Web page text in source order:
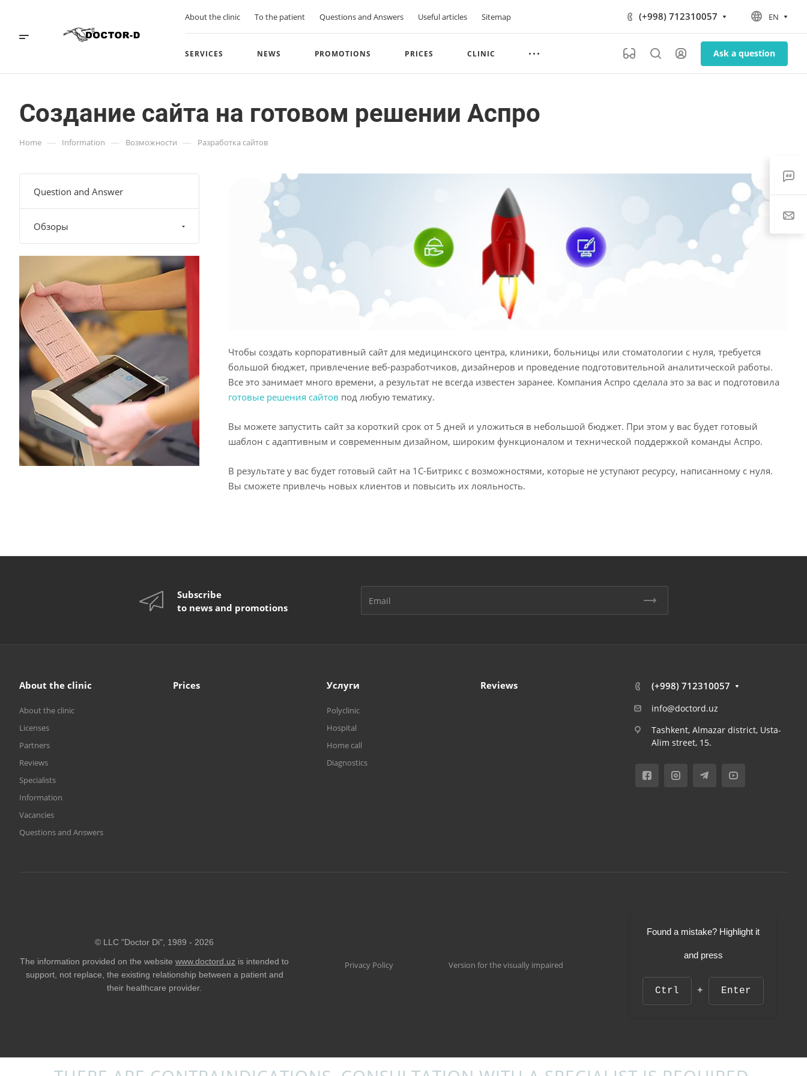
About the clinic To the patient Questions and Answers Useful articles Sitemap (+998) 712310057 EN
SERVICES NEWS PROMOTIONS PRICES CLINIC Ask a question
Создание сайта на готовом решении Аспро
Home — Information — Возможности — Разработка сайтов
Чтобы создать корпоративный сайт для медицинского центра, клиники, больницы или стоматологии с нуля, требуется
большой бюджет, привлечение веб-разработчиков, дизайнеров и проведение подготовительной аналитической работы.
Все это занимает много времени, а результат не всегда известен заранее. Компания Аспро сделала это за вас и подготовила
готовые решения сайтов под любую тематику.
Вы можете запустить сайт за короткий срок от 5 дней и уложиться в небольшой бюджет. При этом у вас будет готовый
шаблон с адаптивным и современным дизайном, широким функционалом и технической поддержкой команды Аспро.
В результате у вас будет готовый сайт на 1С-Битрикс с возможностями, которые не уступают ресурсу, написанному с нуля.
Вы сможете привлечь новых клиентов и повысить их лояльность.
Question and Answer
Обзоры
Subscribe
to news and promotions
About the clinic
About the clinic
Licenses
Partners
Reviews
Specialists
Information
Vacancies
Questions and Answers
Prices Услуги
Polyclinic
Hospital
Home call
Diagnostics
Reviews (+998) 712310057
info@doctord.uz
Tashkent, Almazar district, Usta-
Alim street, 15.
© LLC "Doctor Di", 1989 - 2026
The information provided on the website www.doctord.uz is intended to
support, not replace, the existing relationship between a patient and
their healthcare provider.
Privacy Policy Version for the visually impaired
Found a mistake? Highlight it
and press
Ctrl + Enter